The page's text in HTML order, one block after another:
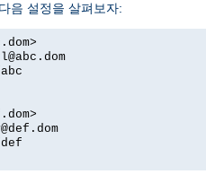
음 설정을 살펴보자: